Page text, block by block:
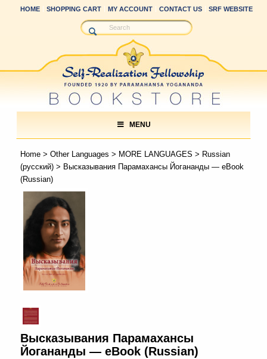
HOME SHOPPING CART MY ACCOUNT CONTACT US SRF WEBSITE
MENU
Home> Other Languages > MORE LANGUAGES > Russian
(русский)> Высказывания Парамахансы Йогананды — eBook
(Russian)
Высказывания Парамахансы
Йогананды — eBook (Russian)